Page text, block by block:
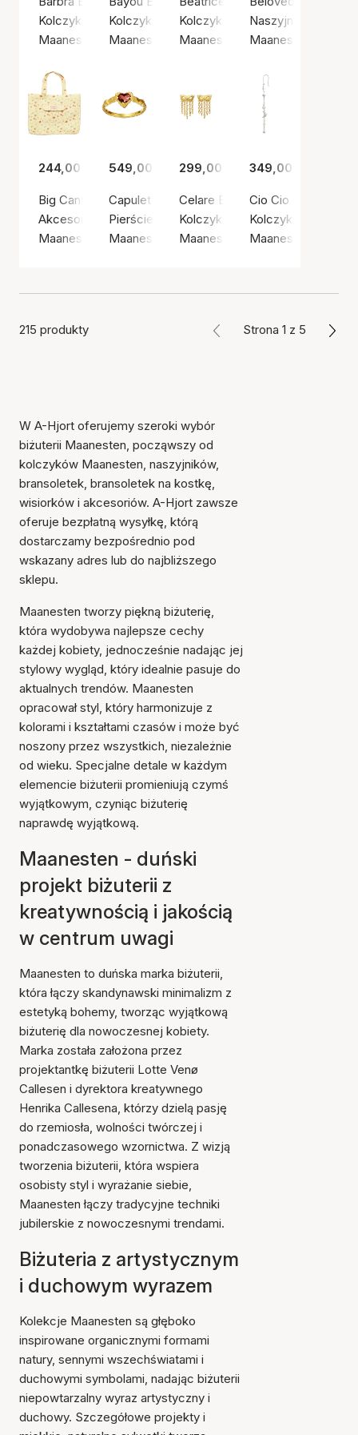
Kolczyk, Złoty kolor / Pozłacane srebro próby 925
Maanesten
Kolczyk, Kolor srebrny / Srebro próby 925
Maanesten
Kolczyk, Złoty kolor /
Maanesten
Naszyjnik, Złoty
Maanesten
244,00 zł
Big Canvas Totebag Roses and Shells
Akcesoria, Żółty / Bawełna
Maanesten
549,00 zł
Capulet Ring
Pierścień, Złoty kolor / Pozłacane srebro
Maanesten
299,00 zł
Celare Earrings
Kolczyk, Złoty kolor /
Maanesten
349,00 zł
Cio Cio Single
Kolczyk, Kolor
Maanesten
215 produkty Strona 1 z 5
W A-Hjort oferujemy szeroki wybór
biżuterii Maanesten, począwszy od
kolczyków Maanesten, naszyjników,
bransoletek, bransoletek na kostkę,
wisiorków i akcesoriów. A-Hjort zawsze
oferuje bezpłatną wysyłkę, którą
dostarczamy bezpośrednio pod
wskazany adres lub do najbliższego
sklepu.
Maanesten tworzy piękną biżuterię,
która wydobywa najlepsze cechy
każdej kobiety, jednocześnie nadając jej
stylowy wygląd, który idealnie pasuje do
aktualnych trendów. Maanesten
opracował styl, który harmonizuje z
kolorami i kształtami czasów i może być
noszony przez wszystkich, niezależnie
od wieku. Specjalne detale w każdym
elemencie biżuterii promieniują czymś
wyjątkowym, czyniąc biżuterię
naprawdę wyjątkową.
Maanesten - duński
projekt biżuterii z
kreatywnością i jakością
w centrum uwagi
Maanesten to duńska marka biżuterii,
która łączy skandynawski minimalizm z
estetyką bohemy, tworząc wyjątkową
biżuterię dla nowoczesnej kobiety.
Marka została założona przez
projektantkę biżuterii Lotte Venø
Callesen i dyrektora kreatywnego
Henrika Callesena, którzy dzielą pasję
do rzemiosła, wolności twórczej i
ponadczasowego wzornictwa. Z wizją
tworzenia biżuterii, która wspiera
osobisty styl i wyrażanie siebie,
Maanesten łączy tradycyjne techniki
jubilerskie z nowoczesnymi trendami.
Biżuteria z artystycznym
i duchowym wyrazem
Kolekcje Maanesten są głęboko
inspirowane organicznymi formami
natury, sennymi wszechświatami i
duchowymi symbolami, nadając biżuterii
niepowtarzalny wyraz artystyczny i
duchowy. Szczegółowe projekty i